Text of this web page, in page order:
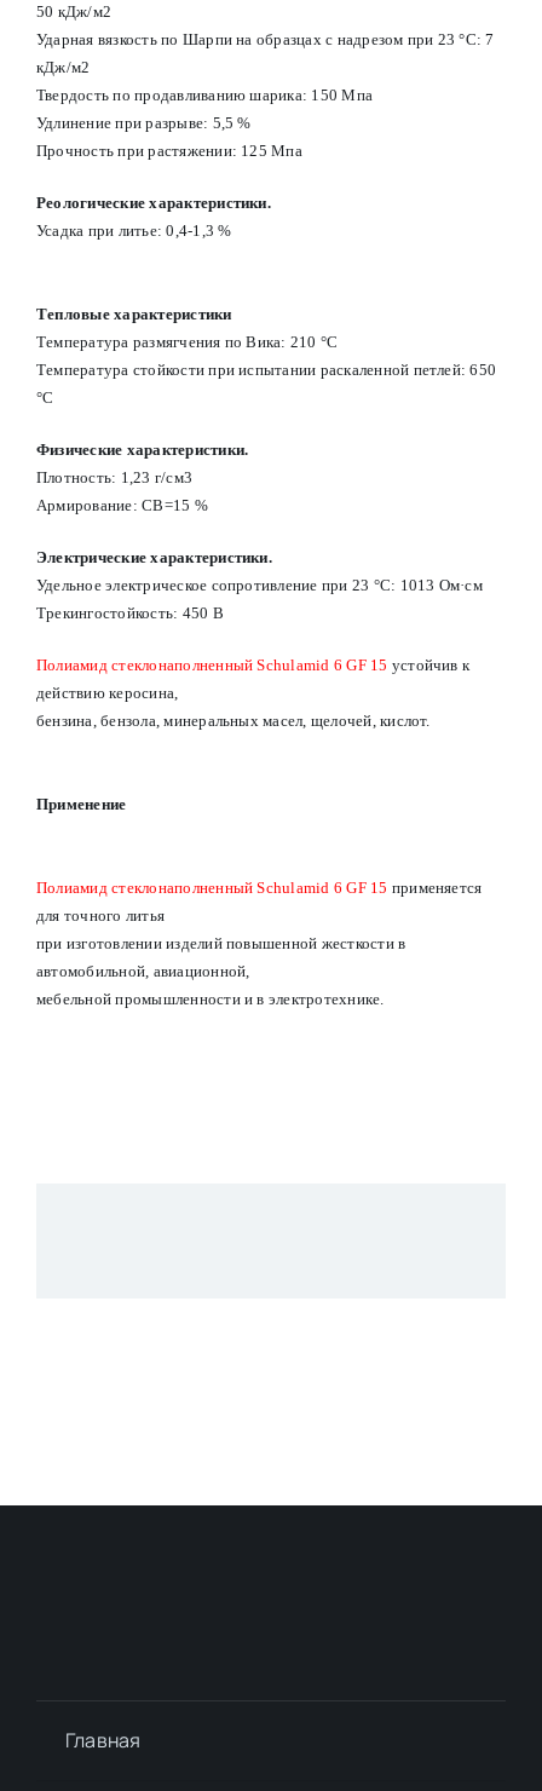
50 кДж/м2
Ударная вязкость по Шарпи на образцах с надрезом при 23 °С: 7
кДж/м2
Твердость по продавливанию шарика: 150 Мпа
Удлинение при разрыве: 5,5 %
Прочность при растяжении: 125 Мпа
Реологические характеристики.
Усадка при литье: 0,4-1,3 %
Тепловые характеристики
Температура размягчения по Вика: 210 °С
Температура стойкости при испытании раскаленной петлей: 650
°С
Физические характеристики.
Плотность: 1,23 г/см3
Армирование: СВ=15 %
Электрические характеристики.
Удельное электрическое сопротивление при 23 °С: 1013 Ом·см
Трекингостойкость: 450 В
Полиамид стеклонаполненный Schulamid 6 GF 15 устойчив к
действию керосина,
бензина, бензола, минеральных масел, щелочей, кислот.
Применение
Полиамид стеклонаполненный Schulamid 6 GF 15 применяется
для точного литья
при изготовлении изделий повышенной жесткости в
автомобильной, авиационной,
мебельной промышленности и в электротехнике.
Главная